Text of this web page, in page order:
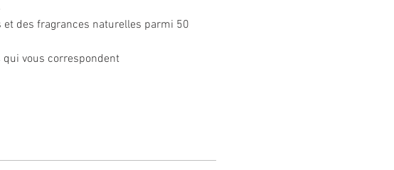
des fragrances naturelles parmi 50
vous correspondent